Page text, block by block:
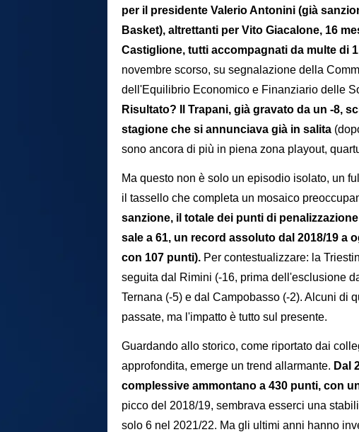
per il presidente Valerio Antonini (già
Basket), altrettanti per Vito Giacalone, 16
Castiglione, tutti accompagnati da multe di
novembre scorso, su segnalazione della
dell'Equilibrio Economico e Finanziario delle
Risultato? Il Trapani, già gravato da un -8,
stagione che si annunciava già in salita
sono ancora di più in piena zona playout,
Ma questo non è solo un episodio isolato, un
il tassello che completa un mosaico
sanzione, il totale dei punti di
sale a 61, un record assoluto dal 2018/19
con 107 punti). Per contestualizzare: la
seguita dal Rimini (-16, prima dell'esclusione
Ternana (-5) e dal Campobasso (-2). Alcuni di
passate, ma l'impatto è tutto sul presente.
Guardando allo storico, come riportato dai
approfondita, emerge un trend allarmante. Dal
complessive ammontano a 430 punti, con
picco del 2018/19, sembrava esserci una
solo 6 nel 2021/22. Ma gli ultimi anni hanno